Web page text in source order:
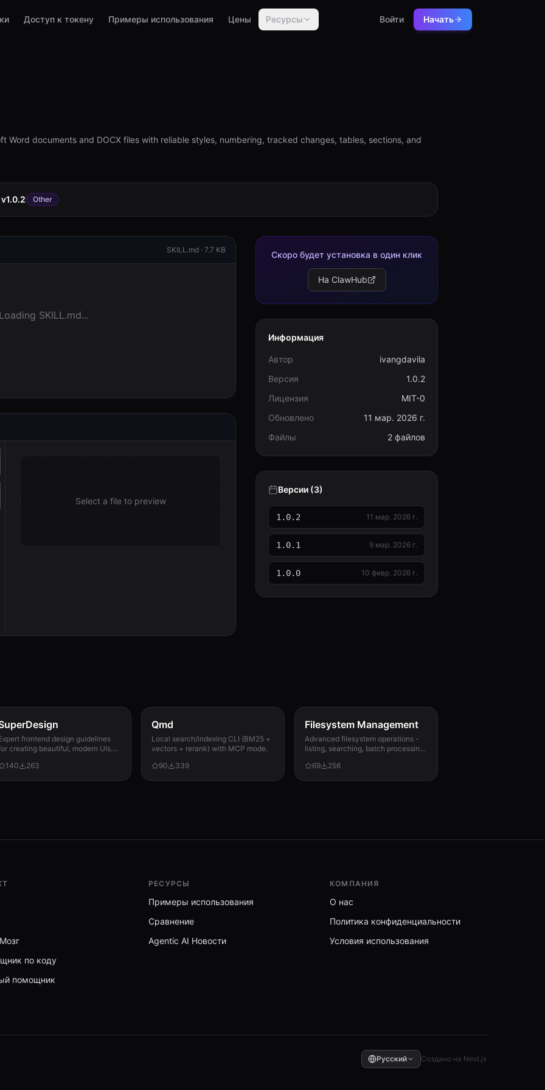
Доступ к токену Примеры использования Цены Ресурсы Войти Начать
Word documents and DOCX files with reliable styles, numbering, tracked changes, tables, sections, and
v1.0.2 Other
SKILL.md · 7.7 KB
Loading SKILL.md...
Select a file to preview
Скоро будет установка в один клик
На ClawHub
Информация
Автор
ivangdavila
Версия
1.0.2
Лицензия
MIT-0
Обновлено
11 мар. 2026 г.
Файлы
2 файлов
Версии (3)
1.0.2 11 мар. 2026 г.
1.0.1 9 мар. 2026 г.
1.0.0 10 февр. 2026 г.
frontend design guidelines
creating beautiful, modern UIs.
or any user interface.
140 263
Qmd
Local search/indexing CLI (BM25 +
vectors + rerank) with MCP mode.
90
339
Filesystem Management
Advanced filesystem operations -
listing, searching, batch processing,
69
256
по коду
помощник
РЕСУРСЫ
Примеры использования
Сравнение
Agentic AI Новости
КОМПАНИЯ
О нас
Политика конфиденциальности
Условия использования
Русский Создано на Next.js